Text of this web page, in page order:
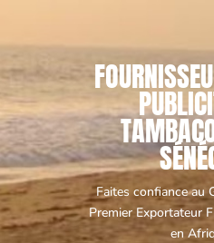
Faites confiance au
Premier Exportateur
en